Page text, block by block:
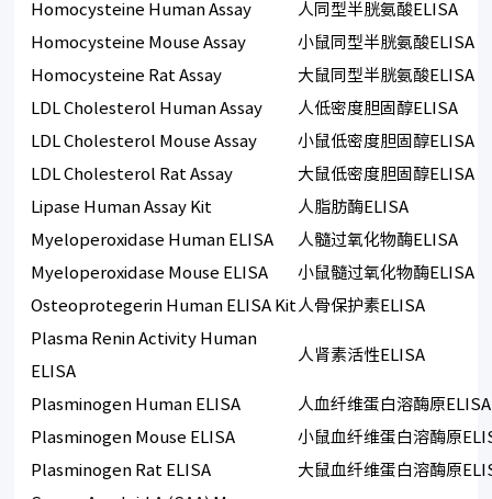
Homocysteine Human Assay
人同型半胱氨酸ELISA
Homocysteine Mouse Assay
小鼠同型半胱氨酸ELISA
Homocysteine Rat Assay
大鼠同型半胱氨酸ELISA
LDL Cholesterol Human Assay
人低密度胆固醇ELISA
LDL Cholesterol Mouse Assay
小鼠低密度胆固醇ELISA
LDL Cholesterol Rat Assay
大鼠低密度胆固醇ELISA
Lipase Human Assay Kit
人脂肪酶ELISA
Myeloperoxidase Human ELISA
人髓过氧化物酶ELISA
Myeloperoxidase Mouse ELISA
小鼠髓过氧化物酶ELISA
Osteoprotegerin Human ELISA Kit 人骨保护素ELISA
Plasma Renin Activity Human
ELISA
人肾素活性ELISA
Plasminogen Human ELISA
人血纤维蛋白溶酶原ELISA
Plasminogen Mouse ELISA
小鼠血纤维蛋白溶酶原
Plasminogen Rat ELISA
大鼠血纤维蛋白溶酶原